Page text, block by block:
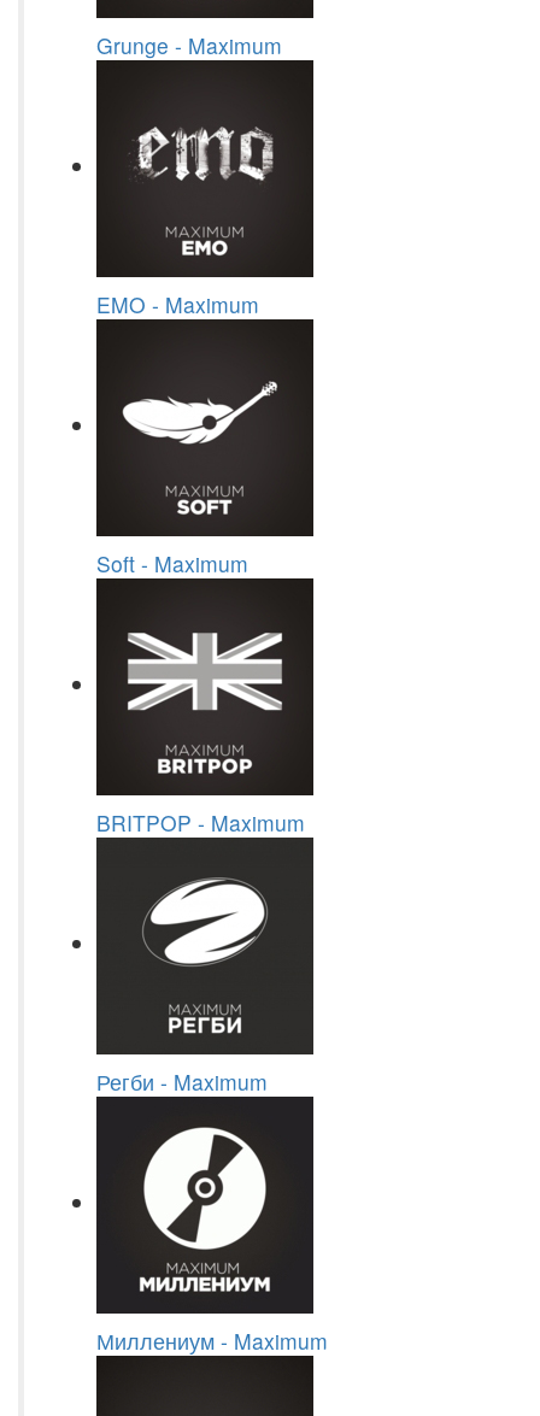
Grunge - Maximum
EMO - Maximum
Soft - Maximum
BRITPOP - Maximum
Регби - Maximum
Миллениум - Maximum